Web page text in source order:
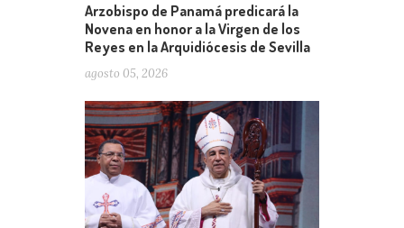
Arzobispo de Panamá predicará la
Novena en honor a la Virgen de los
Reyes en la Arquidiócesis de Sevilla
agosto 05, 2026